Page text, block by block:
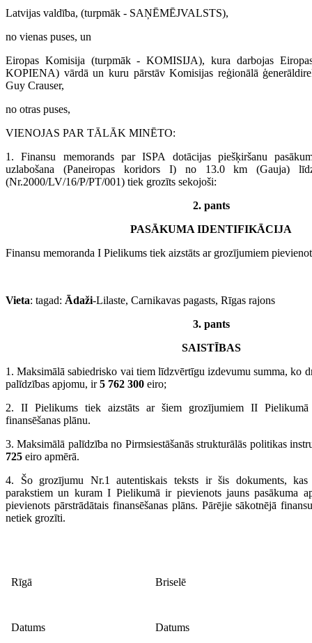
Latvijas valdība, (turpmāk - SAŅĒMĒJVALSTS),
no vienas puses, un
Eiropas Komisija (turpmāk - KOMISIJA), kura darbojas
KOPIENA) vārdā un kuru pārstāv Komisijas reģionālā
Guy Crauser,
no otras puses,
VIENOJAS PAR TĀLĀK MINĒTO:
1. Finansu memorands par ISPA dotācijas piešķiršanu
uzlabošana (Paneiropas koridors I) no 13.0 km (Gauja)
(Nr.2000/LV/16/P/PT/001) tiek grozīts sekojoši:
2. pants
PASĀKUMA IDENTIFIKĀCIJA
Finansu memoranda I Pielikums tiek aizstāts ar grozījumiem
Vieta: tagad: Ādaži-Lilaste, Carnikavas pagasts, Rīgas rajons
3. pants
SAISTĪBAS
1. Maksimālā sabiedrisko vai tiem līdzvērtīgu izdevumu summa, ko
palīdzības apjomu, ir5 762 300 eiro;
2. II Pielikums tiek aizstāts ar šiem grozījumiem II Pielikumā
finansēšanas plānu.
3. Maksimālā palīdzība no Pirmsiestāšanās strukturālās politikas
725 eiro apmērā.
4. Šo grozījumu Nr.1 autentiskais teksts ir šis dokuments, kas
parakstiem un kuram I Pielikumā ir pievienots jauns pasākuma
pievienots pārstrādātais finansēšanas plāns. Pārējie sākotnējā
netiek grozīti.
Rīgā Briselē
Datums Datums